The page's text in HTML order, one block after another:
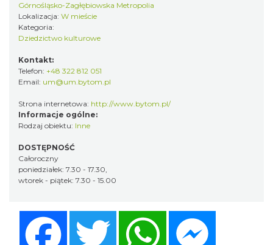
Górnośląsko-Zagłębiowska Metropolia
Lokalizacja: W mieście
Kategoria:
Dziedzictwo kulturowe
Kontakt:
Telefon: +48 322 812 051
Email: um@um.bytom.pl
Strona internetowa: http://www.bytom.pl/
Informacje ogólne:
Rodzaj obiektu: Inne
DOSTĘPNOŚĆ
Całoroczny
poniedziałek: 7.30 - 17.30,
wtorek - piątek: 7.30 - 15.00
Twitter WhatsApp